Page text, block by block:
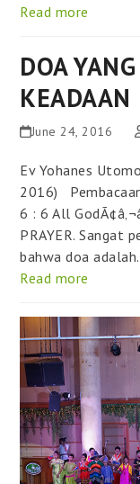
Read more
DOA
KEADAAN
June 24, 2016
Ev Yohanes
2016)
6 : 6 All
PRAYER. Sangat
bahwa doa
Read more